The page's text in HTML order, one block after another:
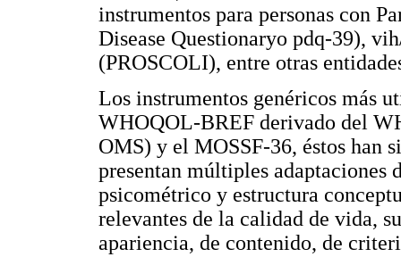
instrumentos para personas con
Disease Questionaryo pdq-39),
(PROSCOLI), entre otras
Los instrumentos genéricos más
WHOQOL-BREF derivado del
OMS) y el MOSSF-36, éstos han
presentan múltiples adaptaciones
psicométrico y estructura
relevantes de la calidad de vida,
apariencia, de contenido, de